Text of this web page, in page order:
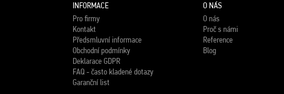
INFORMACE
Pro firmy
Kontakt
Předsmluvní informace
Obchodní podmínky
Deklarace GDPR
FAQ - často kladené dotazy
Garanční list
O NÁS
O nás
Proč s námi
Reference
Blog